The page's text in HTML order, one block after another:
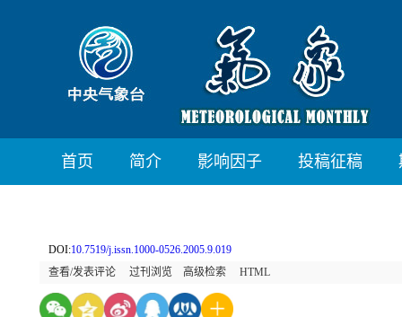
首页 简介 影响因子 投稿征稿
DOI:10.7519/j.issn.1000-0526.2005.9.019
查看/发表评论
过刊浏览 高级检索 HTML